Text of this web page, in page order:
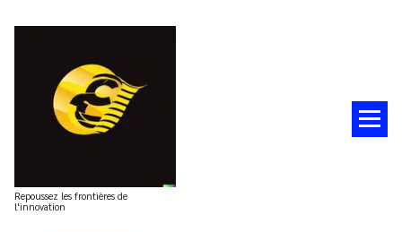
Repoussez les frontières de
l'innovation